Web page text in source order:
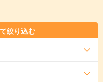
絞り込む